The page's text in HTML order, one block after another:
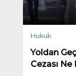
Hukuk
Yoldan
Cezası